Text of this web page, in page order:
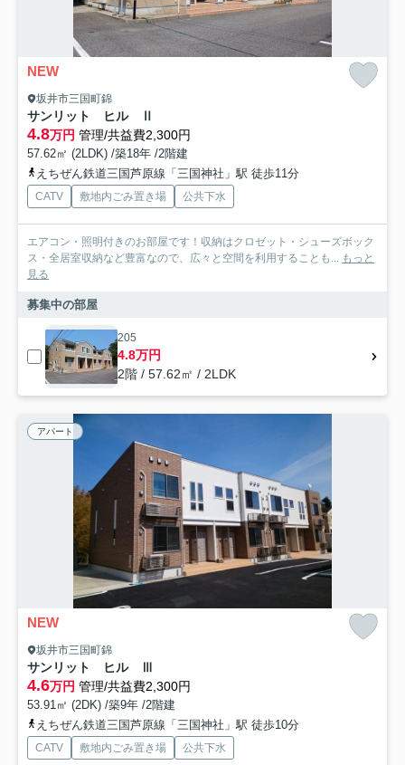
NEW
坂井市三国町錦
サンリット ヒル Ⅱ
4.8万円 管理/共益費2,300円
57.62㎡ (2LDK) /築18年 /2階建
えちぜん鉄道三国芦原線「三国神社」駅 徒歩11分
CATV 敷地内ごみ置き場 公共下水
エアコン・照明付きのお部屋です！収納はクロゼット・シューズボック
ス・全居室収納など豊富なので、広々と空間を利用することも... もっと
見る
募集中の部屋
205
4.8万円
2階 / 57.62㎡ / 2LDK
アパート
NEW
坂井市三国町錦
サンリット ヒル Ⅲ
4.6万円 管理/共益費2,300円
53.91㎡ (2DK) /築9年 /2階建
えちぜん鉄道三国芦原線「三国神社」駅 徒歩10分
CATV 敷地内ごみ置き場 公共下水